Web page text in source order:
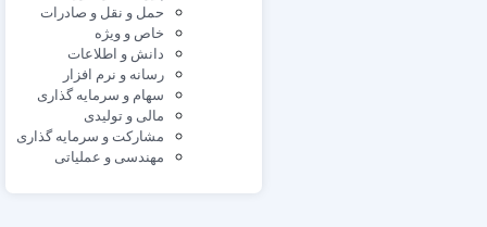
حمل و نقل و صادرات
خاص و ویژه
دانش و اطلاعات
رسانه و نرم افزار
سهام و سرمایه گذاری
مالی و تولیدی
مشارکت و سرمایه گذاری
مهندسی و عملیاتی